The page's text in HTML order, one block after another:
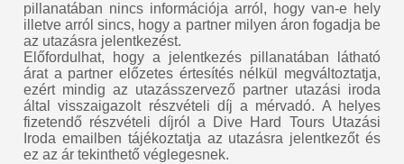
pillanatában nincs információja arról, hogy van-e hely
illetve arról sincs, hogy a partner milyen áron fogadja be
az utazásra jelentkezést.
Előfordulhat, hogy a jelentkezés pillanatában látható
árat a partner előzetes értesítés nélkül megváltoztatja,
ezért mindig az utazásszervező partner utazási iroda
által visszaigazolt részvételi díj a mérvadó. A helyes
fizetendő részvételi díjról a Dive Hard Tours Utazási
Iroda emailben tájékoztatja az utazásra jelentkezőt és
ez az ár tekinthető véglegesnek.